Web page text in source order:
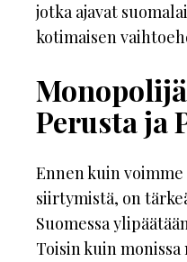
jotka ajavat
kotimaisen
Perusta ja
Ennen kuin
siirtymistä, on
Suomessa
Toisin kuin